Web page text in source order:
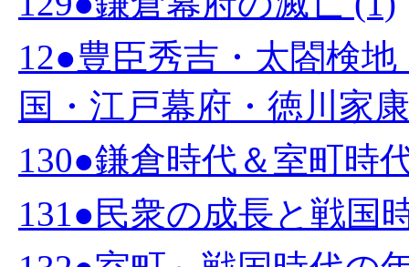
12●豊臣秀吉・太閤検
国・江戸幕府・徳川家
130●鎌倉時代＆室町時
131●民衆の成長と戦国